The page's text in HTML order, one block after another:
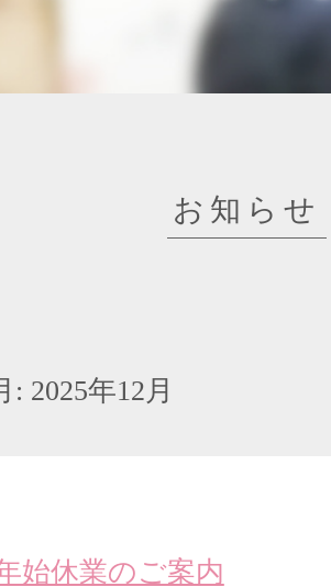
お知らせ
: 2025年12月
始休業のご案内